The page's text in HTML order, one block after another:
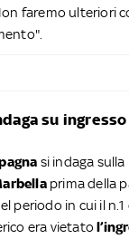
faremo ulteriori
su
si indaga
prima della
periodo in cui il
era vietato